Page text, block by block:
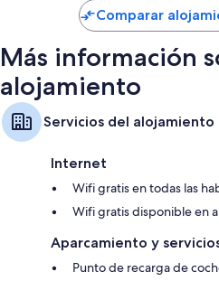
Comparar
Más información
alojamiento
Servicios del alojamiento
Internet
Wifi gratis en todas las
Wifi gratis disponible en
Aparcamiento y
Punto de recarga de